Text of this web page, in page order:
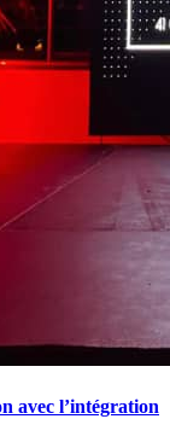
avec l’intégration